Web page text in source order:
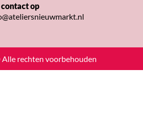
op
rechten voorbehouden